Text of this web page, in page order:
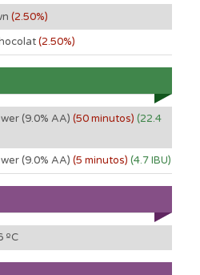
(2.50%)
(2.50%)
(9.0% AA) (50 minutos) (22.4
(9.0% AA) (5 minutos) (4.7 IBU)
ºC